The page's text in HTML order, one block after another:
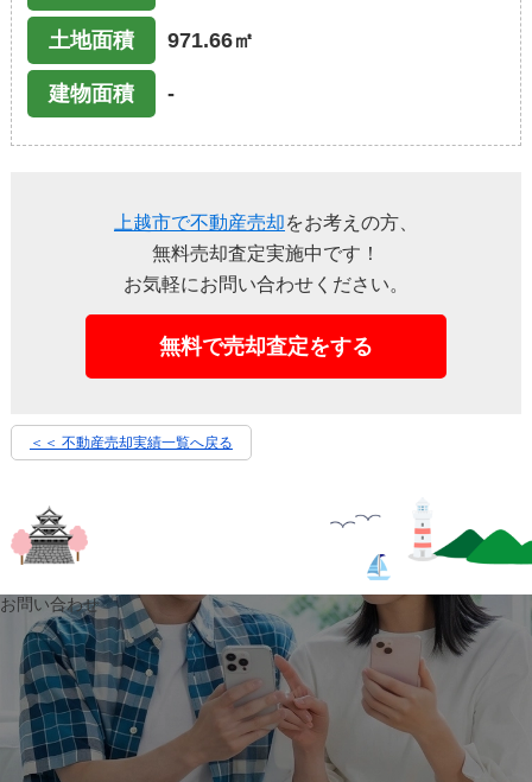
土地面積 971.66㎡
建物面積 -
上越市で不動産売却をお考えの方、
無料売却査定実施中です！
お気軽にお問い合わせください。
無料で売却査定をする
＜＜ 不動産売却実績一覧へ戻る
お問い合わせ